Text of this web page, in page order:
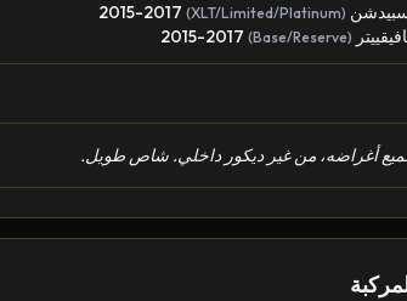
(XLT/Limited/Platinum)
(Base/Reserve)
أغراضه، من غير ديكور داخلي. شاص طويل.